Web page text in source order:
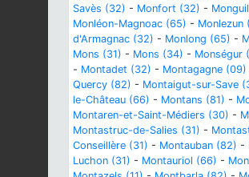
Savès (32) - Monfort (32) -
Monléon-Magnoac (65) - Monlezun
d'Armagnac (32) - Monlong (65) -
Mons (31) - Mons (34) - Monségur
- Montadet (32) - Montagagne (09)
Quercy (82) - Montaigut-sur-Save
le-Château (66) - Montans (81) -
Montaren-et-Saint-Médiers (30) -
Montastruc-de-Salies (31) -
Conseillère (31) - Montauban (82) -
Luchon (31) - Montauriol (66) -